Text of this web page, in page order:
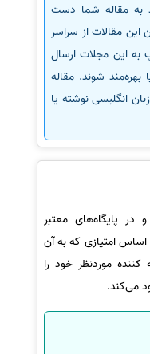
به مقاله شما دست
این مقالات از سراسر
به این مجلات ارسال
بهره‌مند شوند. مقاله
انگلیسی نوشته یا
در پایگاه‌های معتبر
امتیازی که به آن
کننده موردنظر خود را
می‌کند.